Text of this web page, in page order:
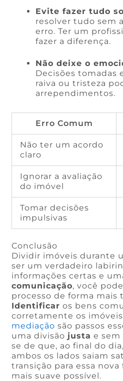
Evite fazer tudo
resolver tudo sem
erro. Ter um
fazer a diferença.
Não deixe o
Decisões tomadas
raiva ou tristeza
arrependimentos.
Erro Comum
Não ter um acordo
claro
Ignorar a avaliação
do imóvel
Tomar decisões
impulsivas
Conclusão
Dividir imóveis durante
ser um verdadeiro
informações certas e
comunicação, você
processo de forma mais
Identificar os bens
corretamente os
mediação são passos
uma divisão justa e sem
se de que, ao final do
ambos os lados saiam
transição para essa nova
mais suave possível.